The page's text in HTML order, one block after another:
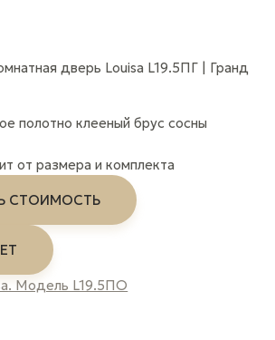
дверь Louisa L19.5ПГ | Гранд
полотно клееный брус сосны
от размера и комплекта
СТОИМОСТЬ